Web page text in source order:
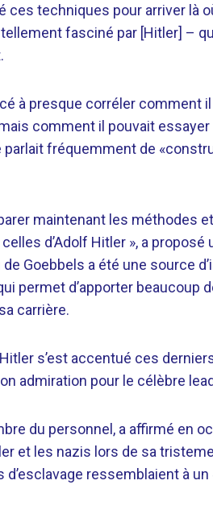
ces techniques pour arriver là
fasciné par [Hitler] –
à presque corréler comment
comment il pouvait essayer
fréquemment de
maintenant les méthodes
d’Adolf Hitler », a proposé
Goebbels a été une source
permet d’apporter
carrière.
s’est accentué ces
admiration pour le célèbre
du personnel, a affirmé en
et les nazis lors de sa
d’esclavage ressemblaient à